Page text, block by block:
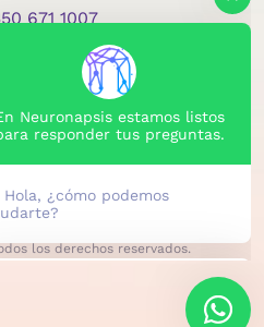
671 1007
– Colombia
los derechos reservados.
En Neuronapsis estamos listos
para responder tus preguntas.
Hola, ¿cómo podemos